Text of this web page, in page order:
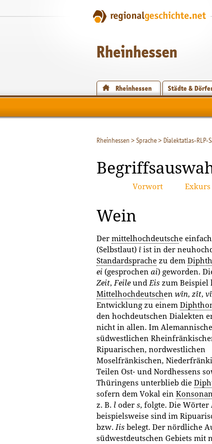
Rheinhessen
Rheinhessen Städte &
Rheinhessen >Sprache> Dialektatlas-RLP-
Vorwort Exkurs
Wein
Der mittelhochdeutsche
(Selbstlaut) î ist in der
Standardsprache zu dem
ei (gesprochen ai) geworden.
Zeit,Feile undEis zum Beispiel
Mittelhochdeutschen wîn, zît,
Entwicklung zu einem
den hochdeutschen Dialekten
nicht in allen. Im
südwestlichen
Ripuarischen, nordwestlichen
Moselfränkischen,
Teilen Ost- und Nordhessens
Thüringens unterblieb die
sofern dem Vokal ein
z. B. l oder s, folgte. Die Wörter
beispielsweise sind im
bzw.Iis belegt. Der nördliche
südwestdeutschen Gebiets mit